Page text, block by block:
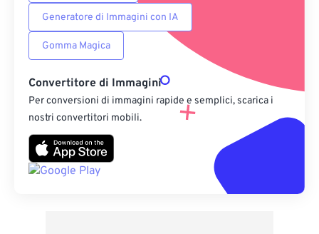
Generatore di Immagini con IA
Gomma Magica
Convertitore di Immagini
Per conversioni di immagini rapide e semplici, scarica i
nostri convertitori mobili.